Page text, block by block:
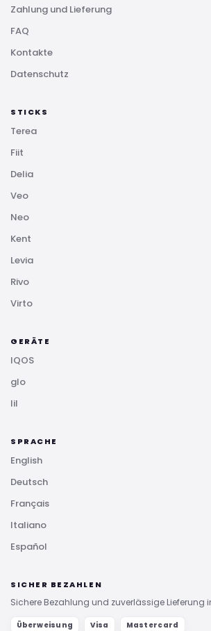
Zahlung und Lieferung
FAQ
Kontakte
Datenschutz
STICKS
Terea
Fiit
Delia
Veo
Neo
Kent
Levia
Rivo
Virto
GERÄTE
IQOS
glo
lil
SPRACHE
English
Deutsch
Français
Italiano
Español
SICHER BEZAHLEN
Sichere Bezahlung und zuverlässige Lieferung
Überweisung Visa Mastercard